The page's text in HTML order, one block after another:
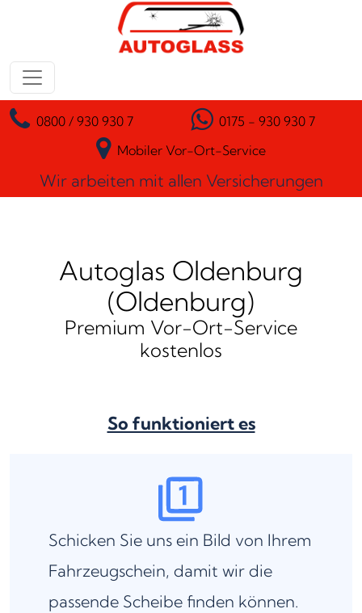
Zum Inhalt springen
Hauptnavigation
0800 / 930 930 7
0175 - 930 930 7
Mobiler Vor-Ort-Service
Wir arbeiten mit allen Versicherungen
Autoglas Oldenburg
(Oldenburg)
Premium Vor-Ort-Service
kostenlos
So funktioniert es
Schicken Sie uns ein Bild von Ihrem
Fahrzeugschein, damit wir die
passende Scheibe finden können.